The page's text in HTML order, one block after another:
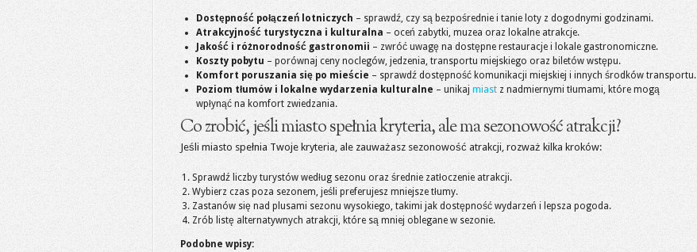
Dostępność połączeń lotniczych – sprawdź, czy są bezpośrednie i tanie loty z dogodnymi godzinami.
Atrakcyjność turystyczna i kulturalna – oceń zabytki, muzea oraz lokalne atrakcje.
Jakość i różnorodność gastronomii – zwróć uwagę na dostępne restauracje i lokale gastronomiczne.
Koszty pobytu – porównaj ceny noclegów, jedzenia, transportu miejskiego oraz biletów wstępu.
Komfort poruszania się po mieście – sprawdź dostępność komunikacji miejskiej i innych środków transportu.
Poziom tłumów i lokalne wydarzenia kulturalne – unikaj miast z nadmiernymi tłumami, które mogą
wpłynąć na komfort zwiedzania.
Co zrobić, jeśli miasto spełnia kryteria, ale ma sezonowość atrakcji?
Jeśli miasto spełnia Twoje kryteria, ale zauważasz sezonowość atrakcji, rozważ kilka kroków:
Sprawdź liczby turystów według sezonu oraz średnie zatłoczenie atrakcji.
Wybierz czas poza sezonem, jeśli preferujesz mniejsze tłumy.
Zastanów się nad plusami sezonu wysokiego, takimi jak dostępność wydarzeń i lepsza pogoda.
Zrób listę alternatywnych atrakcji, które są mniej oblegane w sezonie.
Podobne wpisy: